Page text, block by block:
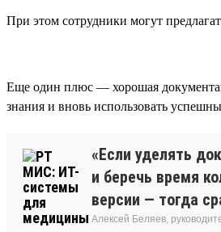
При этом сотрудники могут
Еще один плюс — хорошая
знания и вновь использовать
«Если уделять
и беречь время
версии — тогда
Алексей Беляев,